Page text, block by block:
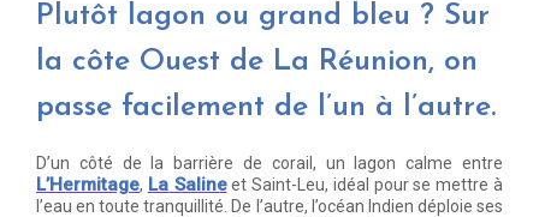
Plutôt lagon ou grand bleu ? Sur
la côte Ouest de La Réunion, on
passe facilement de l’un à l’autre.
D’un côté de la barrière de corail, un lagon calme entre
L’Hermitage, La Salineet Saint-Leu, idéal pour se mettre à
l’eau en toute tranquillité. De l’autre, l’océan Indien déploie ses